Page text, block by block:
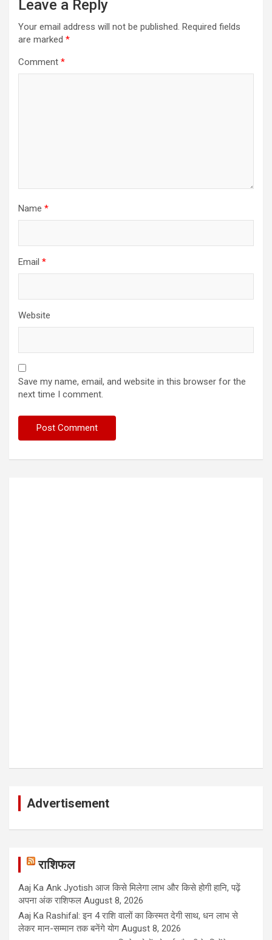
Leave a Reply
Your email address will not be published. Required fields
are marked *
Comment *
Name *
Email *
Website
Save my name, email, and website in this browser for the
next time I comment.
Advertisement
राशिफल
Aaj Ka Ank Jyotish आज किसे मिलेगा लाभ और किसे होगी हानि, पढ़ें
अपना अंक राशिफल August 8, 2026
Aaj Ka Rashifal: इन 4 राशि वालों का किस्मत देगी साथ, धन लाभ से
लेकर मान-सम्मान तक बनेंगे योग August 8, 2026